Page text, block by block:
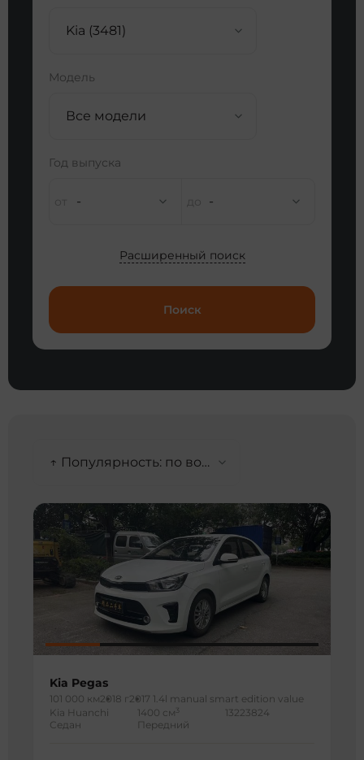
Kia (3481)
Модель
Все модели
Год выпуска
- -
Расширенный поиск
Поиск
↑ Популярность: по возрастанию
Kia Pegas
101 000 км2018 г 2017 1.4l manual smart edition value
Kia Huanchi
Седан
1400 см 3
Передний
13223824